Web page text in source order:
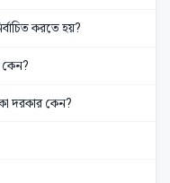
করতে হয়?
কেন?
দরকার কেন?